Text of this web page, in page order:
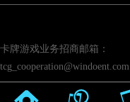
卡牌游戏业务招商邮箱：
tcg_cooperation@windoent.com